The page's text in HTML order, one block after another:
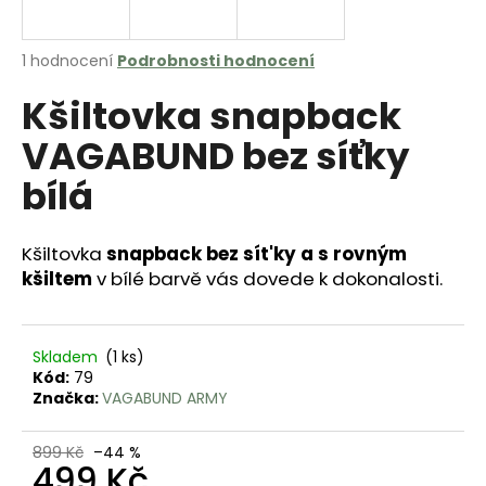
Průměrné
produktu
je
3,0
z
5
hvězdiček.
1 hodnocení Podrobnosti hodnocení
Kšiltovka snapback
VAGABUND bez síťky
bílá
Kšiltovka snapback bez sít'ky a s rovným
kšiltem v bílé barvě vás dovede k dokonalosti.
Skladem (1 ks)
Kód: 79
Značka:VAGABUND ARMY
899 Kč –44 %
j
t
?
HLEDAT
D
o
p
r
u